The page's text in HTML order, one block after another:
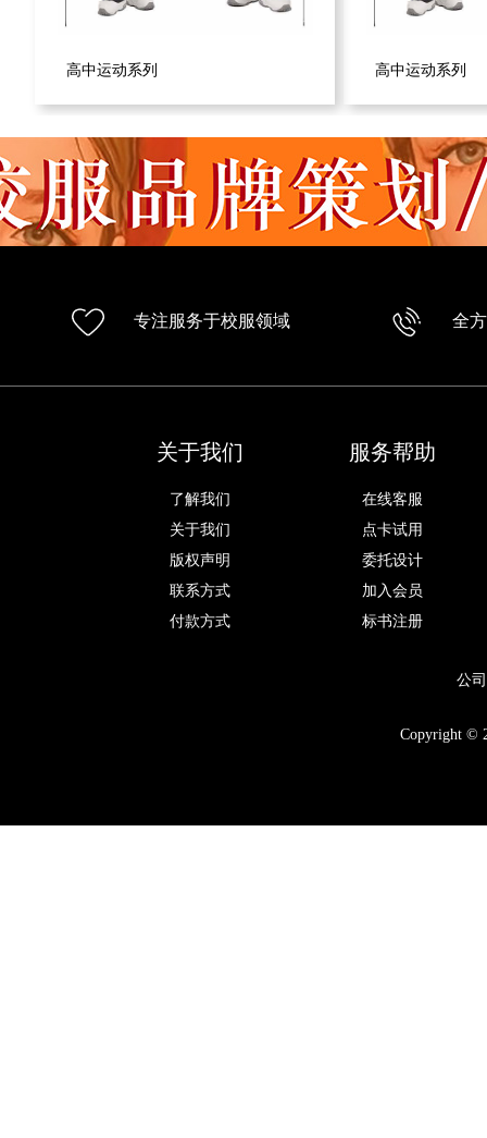
高中运动系列 高中运动系列
专注服务于校服领域 全
关于我们
了解我们
关于我们
版权声明
联系方式
付款方式
服务帮助
在线客服
点卡试用
委托设计
加入会员
标书注册
公
Copyright ©